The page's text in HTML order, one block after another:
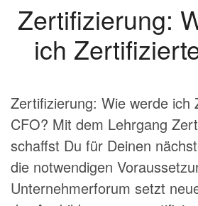
Zertifizierung:
ich
Zertifizierung: Wie werde ich
CFO? Mit dem Lehrgang
schaffst Du für Deinen
die notwendigen
Unternehmerforum setzt